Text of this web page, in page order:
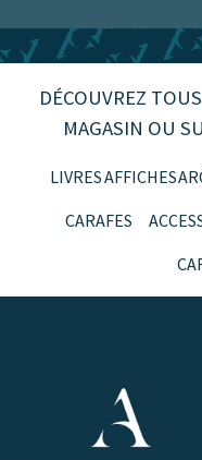
DÉCOUVREZ
MAGASIN OU
LIVRESAFFICHES
CARAFES